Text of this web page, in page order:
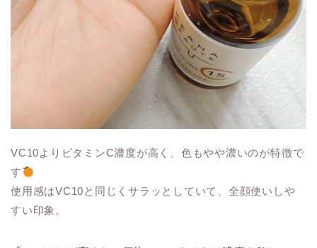
VC10よりビタミンC濃度が高く、色もやや濃いのが特徴で
す
使用感はVC10と同じくサラッとしていて、全顔使いしや
すい印象。